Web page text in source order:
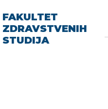
FAKULTET
ZDRAVSTVENIH
STUDIJA